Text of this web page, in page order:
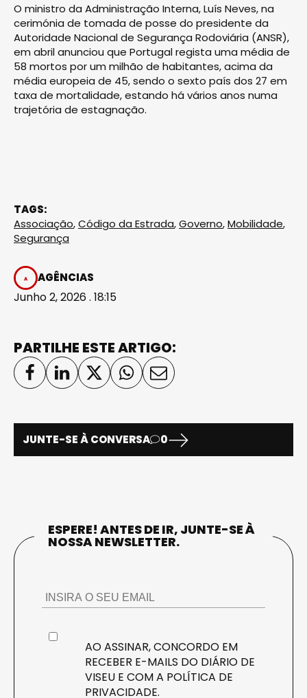
O ministro da Administração Interna, Luís Neves, na
cerimónia de tomada de posse do presidente da
Autoridade Nacional de Segurança Rodoviária (ANSR),
em abril anunciou que Portugal regista uma média de
58 mortos por um milhão de habitantes, acima da
média europeia de 45, sendo o sexto país dos 27 em
taxa de mortalidade, estando há vários anos numa
trajetória de estagnação.
TAGS:
Associação,Código da Estrada,Governo,Mobilidade,
Segurança
AGÊNCIAS
Junho 2, 2026 . 18:15
PARTILHE ESTE ARTIGO:
JUNTE-SE À CONVERSA 0
ESPERE! ANTES DE IR, JUNTE-SE À
NOSSA NEWSLETTER.
AO ASSINAR, CONCORDO EM
RECEBER E-MAILS DO DIÁRIO DE
VISEU E COM A POLÍTICA DE
PRIVACIDADE.